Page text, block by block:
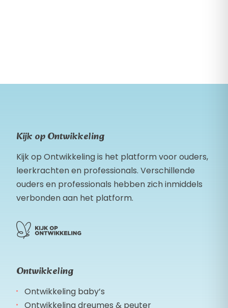
Kijk op Ontwikkeling
Kijk op Ontwikkeling is het platform voor ouders,
leerkrachten en professionals. Verschillende
ouders en professionals hebben zich inmiddels
verbonden aan het platform.
Ontwikkeling
Ontwikkeling baby’s
Ontwikkeling dreumes & peuter